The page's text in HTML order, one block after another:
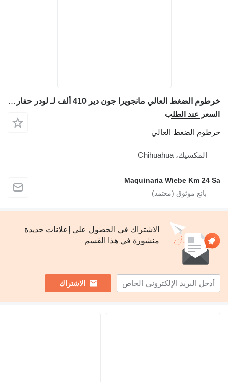
خرطوم الضغط العالي مانجويرا جون دير 410 ألف لـ لودر حفار John Deere 410K
السعر عند الطلب
خرطوم الضغط العالي
المكسيك، Chihuahua
Maquinaria Wiebe Km 24 Sa
الاشتراك في الحصول على إعلانات جديدة
منشورة في هذا القسم
الاشتراك